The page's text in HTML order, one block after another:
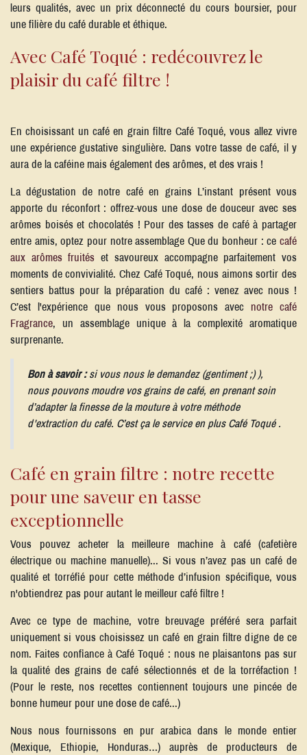
leurs qualités, avec un prix déconnecté du cours boursier, pour
une filière du café durable et éthique.
Avec Café Toqué : redécouvrez le
plaisir du café filtre !
En choisissant un café en grain filtre Café Toqué, vous allez vivre
une expérience gustative singulière. Dans votre tasse de café, il y
aura de la caféine mais également des arômes, et des vrais !
La dégustation de notre café en grains L’instant présent vous
apporte du réconfort : offrez-vous une dose de douceur avec ses
arômes boisés et chocolatés ! Pour des tasses de café à partager
entre amis, optez pour notre assemblage Que du bonheur : ce café
aux arômes fruités et savoureux accompagne parfaitement vos
moments de convivialité. Chez Café Toqué, nous aimons sortir des
sentiers battus pour la préparation du café : venez avec nous !
C’est l'expérience que nous vous proposons avec notre café
Fragrance, un assemblage unique à la complexité aromatique
surprenante.
Bon à savoir :si vous nous le demandez (gentiment ;) ),
nous pouvons moudre vos grains de café, en prenant soin
d’adapter la finesse de la mouture à votre méthode
d'extraction du café. C’est ça le service en plus Café Toqué .
Café en grain filtre : notre recette
pour une saveur en tasse
exceptionnelle
Vous pouvez acheter la meilleure machine à café (cafetière
électrique ou machine manuelle)... Si vous n’avez pas un café de
qualité et torréfié pour cette méthode d’infusion spécifique, vous
n'obtiendrez pas pour autant le meilleur café filtre !
Avec ce type de machine, votre breuvage préféré sera parfait
uniquement si vous choisissez un café en grain filtre digne de ce
nom. Faites confiance à Café Toqué : nous ne plaisantons pas sur
la qualité des grains de café sélectionnés et de la torréfaction !
(Pour le reste, nos recettes contiennent toujours une pincée de
bonne humeur pour une dose de café...)
Nous nous fournissons en pur arabica dans le monde entier
(Mexique, Ethiopie, Honduras…) auprès de producteurs de